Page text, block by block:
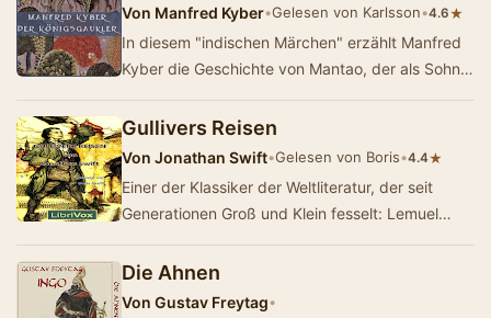
Von Manfred Kyber•Gelesen von Karlsson•4.6★
In diesem "indischen Märchen" erzählt Manfred
Kyber die Geschichte von Mantao, der als Sohn
Gullivers Reisen
Von Jonathan Swift•Gelesen von Boris•4.4★
Einer der Klassiker der Weltliteratur, der seit
Generationen Groß und Klein fesselt: Lemuel
Die Ahnen
Von Gustav Freytag•